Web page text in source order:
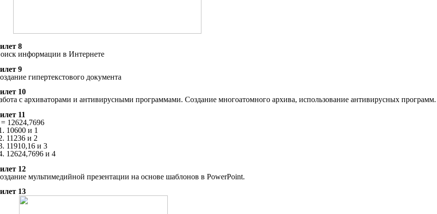
8
информации в Интернете
9
гипертекстового документа
10
с архиваторами и антивирусными программами. Создание многоатомного архива, использование антивирусных программ.
11
12624,7696
10600 и 1
11236 и 2
11910,16 и 3
12624,7696 и 4
12
мультимедийной презентации на основе шаблонов в PowerPoint.
13